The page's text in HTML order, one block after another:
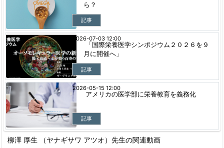
ら？
記事
「国際栄養医学シンポジウム２０２６を９
月に開催へ」
記事
2026-07-03 12:00
アメリカの医学部に栄養教育を義務化
記事
2026-05-15 12:00
柳澤 厚生 （ヤナギサワ アツオ）先生の関連動画